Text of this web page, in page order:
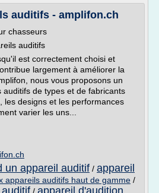
auditifs - amplifon.ch
chasseurs
auditifs
est correctement choisi et
largement à améliorer la
nous vous proposons un
auditifs de types et de fabricants
les designs et les performances
varier les uns...
un appareil auditif / appareil
appareils auditifs haut de gamme /
appareil d'audition